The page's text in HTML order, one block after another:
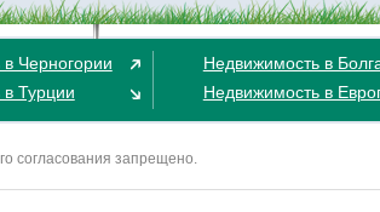
Черногории
Турции
Недвижимость в
Недвижимость в
согласования запрещено.